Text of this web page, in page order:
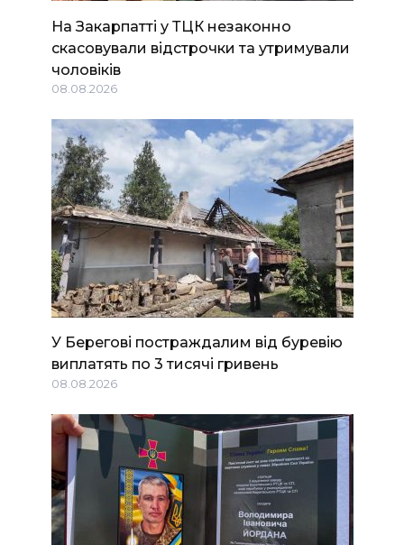
На Закарпатті у ТЦК незаконно
скасовували відстрочки та утримували
чоловіків
08.08.2026
У Берегові постраждалим від буревію
виплатять по 3 тисячі гривень
08.08.2026